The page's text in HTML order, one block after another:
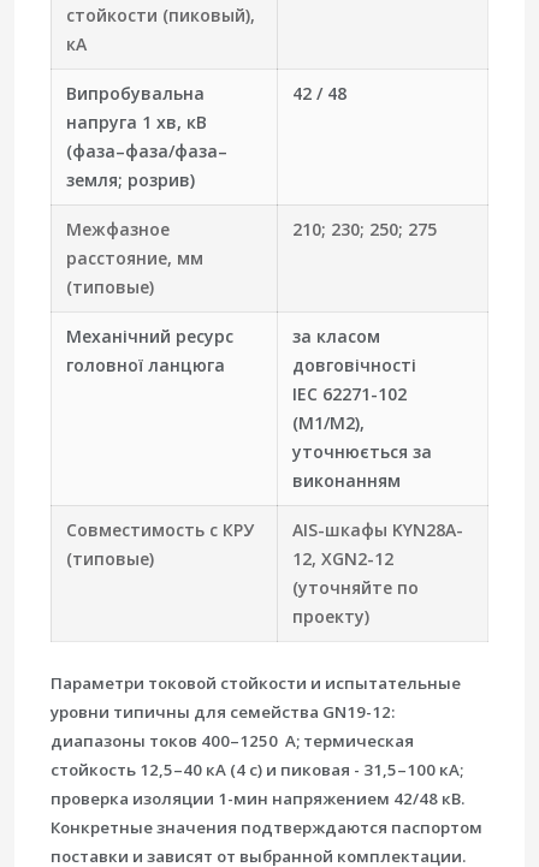
стойкости (пиковый),
кА
Випробувальна
напруга 1 хв, кВ
(фаза–фаза/фаза–
земля; розрив)
42 / 48
Межфазное
расстояние, мм
(типовые)
210; 230; 250; 275
Механічний ресурс
головної ланцюга
за класом
довговічності
IEC 62271-102
(M1/M2),
уточнюється за
виконанням
Совместимость с КРУ
(типовые)
AIS-шкафы KYN28A-
12, XGN2-12
(уточняйте по
проекту)
Параметри токовой стойкости и испытательные
уровни типичны для семейства GN19-12:
диапазоны токов 400–1250 А; термическая
стойкость 12,5–40 кА (4 с) и пиковая - 31,5–100 кА;
проверка изоляции 1-мин напряжением 42/48 кВ.
Конкретные значения подтверждаются паспортом
поставки и зависят от выбранной комплектации.